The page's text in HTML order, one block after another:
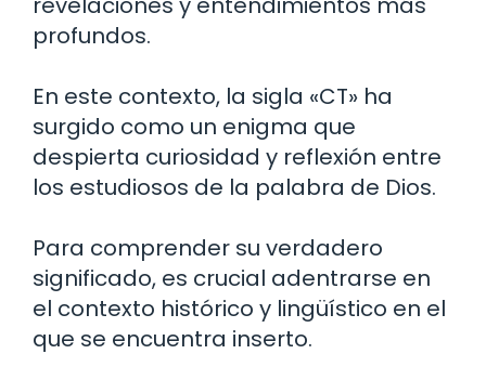
profundos.
En este contexto, la sigla «CT» ha
surgido como un enigma que
despierta curiosidad y reflexión entre
los estudiosos de la palabra de Dios.
Para comprender su verdadero
significado, es crucial adentrarse en
el contexto histórico y lingüístico en el
que se encuentra inserto.